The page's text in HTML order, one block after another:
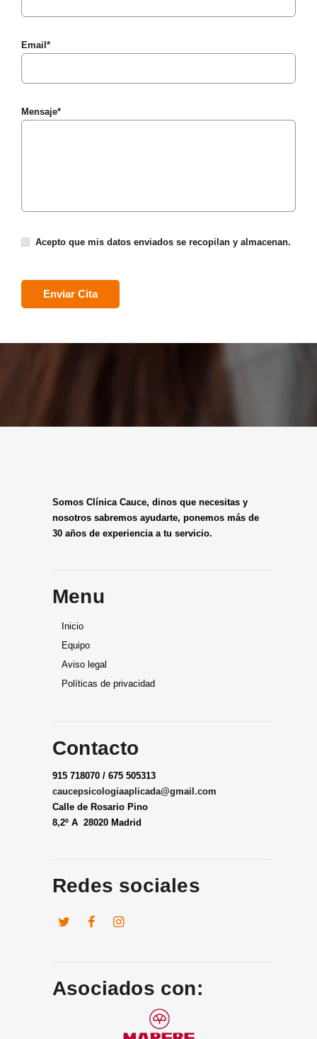
Email*
Mensaje*
Acepto que mis datos enviados se recopilan y almacenan.
Somos Clínica Cauce, dinos que necesitas y
nosotros sabremos ayudarte, ponemos más de
30 años de experiencia a tu servicio.
Menu
Inicio
Equipo
Aviso legal
Políticas de privacidad
Contacto
915 718070 / 675 505313
caucepsicologiaaplicada@gmail.com
Calle de Rosario Pino
8,2º A 28020 Madrid
Redes sociales
Asociados con: